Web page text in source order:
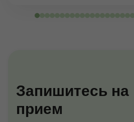
Запишитесь на
прием